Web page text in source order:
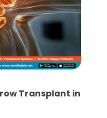
Transplant in